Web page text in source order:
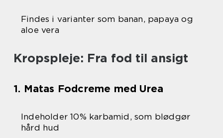
Findes i varianter som banan, papaya og
aloe vera
Kropspleje: Fra fod til ansigt
1. Matas Fodcreme med Urea
Indeholder 10% karbamid, som blødgør
hård hud